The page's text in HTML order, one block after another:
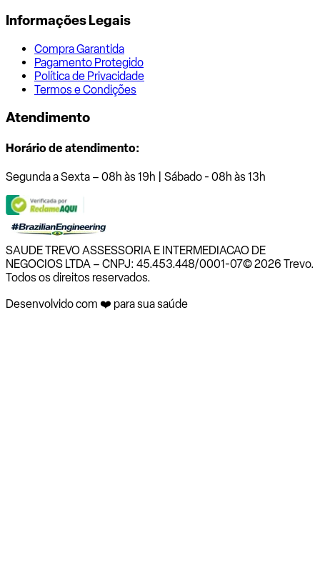
Informações Legais
Compra Garantida
Pagamento Protegido
Política de Privacidade
Termos e Condições
Atendimento
Horário de atendimento:
Segunda a Sexta – 08h às 19h | Sábado - 08h às 13h
SAUDE TREVO ASSESSORIA E INTERMEDIACAO DE
NEGOCIOS LTDA – CNPJ: 45.453.448/0001-07© 2026 Trevo.
Todos os direitos reservados.
Desenvolvido com ❤️ para sua saúde